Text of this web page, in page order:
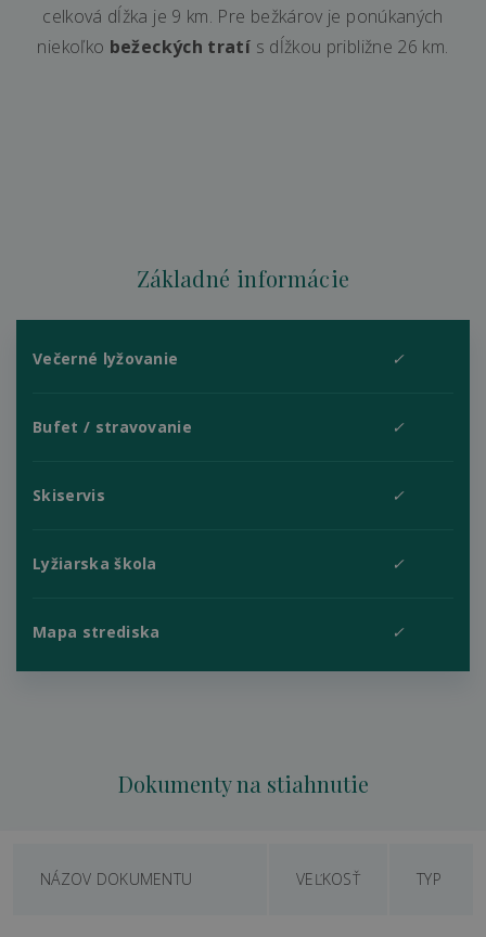
celková dĺžka je 9 km. Pre bežkárov je ponúkaných
niekoľko bežeckých tratí s dĺžkou približne 26 km.
Základné informácie
Večerné lyžovanie ✓
Bufet / stravovanie ✓
Skiservis ✓
Lyžiarska škola ✓
Mapa strediska ✓
Dokumenty na stiahnutie
NÁZOV DOKUMENTU VEĽKOSŤ TYP